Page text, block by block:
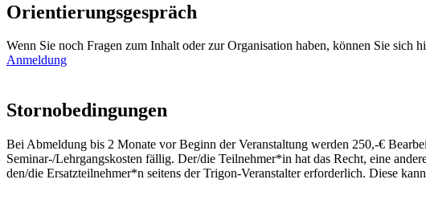
Orientierungsgespräch
Wenn Sie noch Fragen zum Inhalt oder zur Organisation haben, können Sie sich
Anmeldung
Stornobedingungen
Bei Abmeldung bis 2 Monate vor Beginn der Veranstaltung werden 250,-€
Seminar-/Lehrgangskosten fällig. Der/die Teilnehmer*in hat das Recht, eine
den/die Ersatzteilnehmer*n seitens der Trigon-Veranstalter erforderlich. Diese